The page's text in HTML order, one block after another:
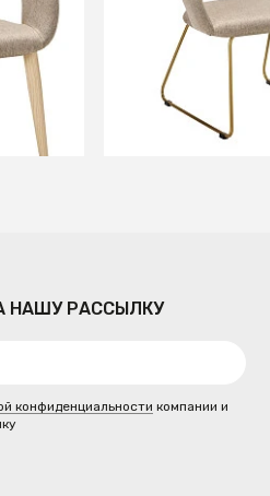
В
НАШУ РАССЫЛКУ
конфиденциальности компании и